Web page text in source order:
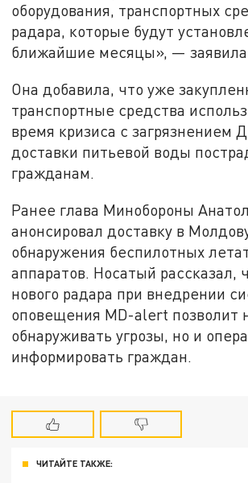
оборудования, транспортных
радара, которые будут
ближайшие месяцы», — заявила
Она добавила, что уже
транспортные средства
время кризиса с загрязнением
доставки питьевой воды
гражданам.
Ранее глава Минобороны
анонсировал доставку в
обнаружения беспилотных
аппаратов. Носатый рассказал,
нового радара при внедрении
оповещения MD-alert позволит
обнаруживать угрозы, но и
информировать граждан.
ЧИТАЙТЕ ТАКЖЕ: